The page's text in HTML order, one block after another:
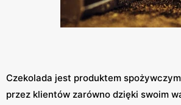
Czekolada jest produktem
przez klientów zarówno dzięki swoim